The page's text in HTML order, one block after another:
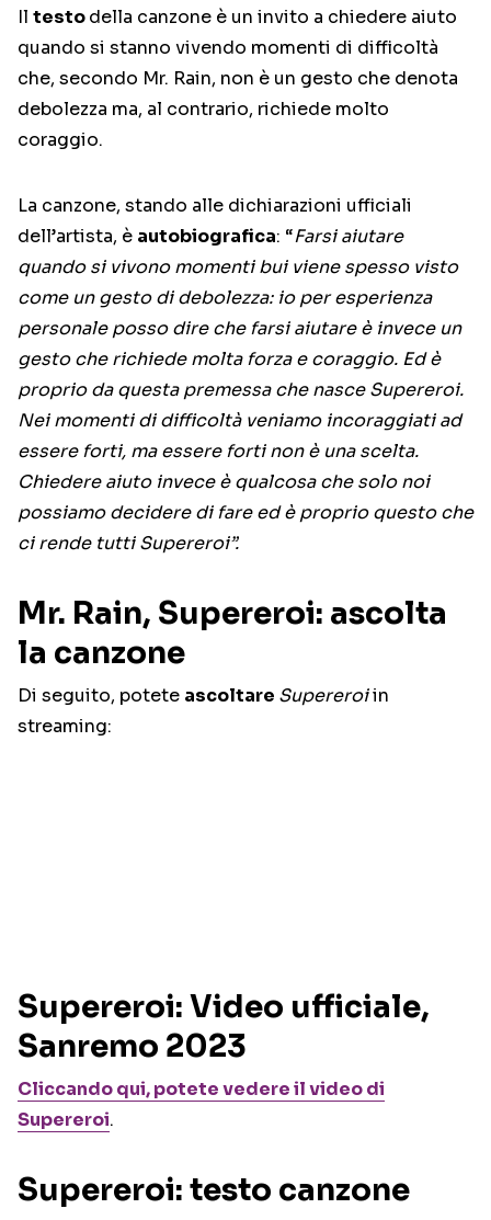
Il testodella canzone è un invito a chiedere aiuto
quando si stanno vivendo momenti di difficoltà
che, secondo Mr. Rain, non è un gesto che denota
debolezza ma, al contrario, richiede molto
coraggio.
La canzone, stando alle dichiarazioni ufficiali
dell’artista, è autobiografica: “Farsi aiutare
quando si vivono momenti bui viene spesso visto
come un gesto di debolezza: io per esperienza
personale posso dire che farsi aiutare è invece un
gesto che richiede molta forza e coraggio. Ed è
proprio da questa premessa che nasce Supereroi.
Nei momenti di difficoltà veniamo incoraggiati ad
essere forti, ma essere forti non è una scelta.
Chiedere aiuto invece è qualcosa che solo noi
possiamo decidere di fare ed è proprio questo che
ci rende tutti Supereroi”.
Mr. Rain, Supereroi: ascolta
la canzone
Di seguito, potete ascoltare Supereroiin
streaming:
Supereroi: Video ufficiale,
Sanremo 2023
Cliccando qui, potete vedere ilvideodi
Supereroi.
Supereroi: testo canzone